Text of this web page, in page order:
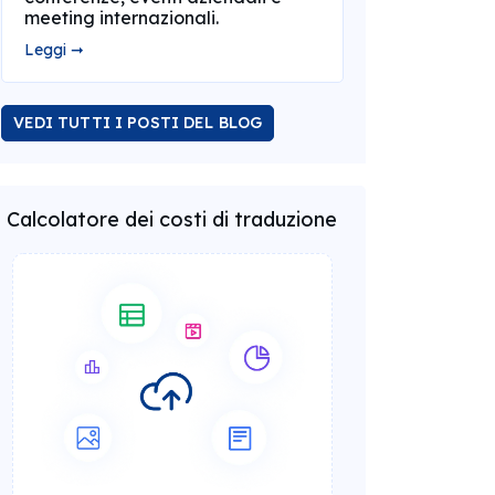
meeting internazionali.
Leggi ➞
VEDI TUTTI I POSTI DEL BLOG
Calcolatore dei costi di traduzione